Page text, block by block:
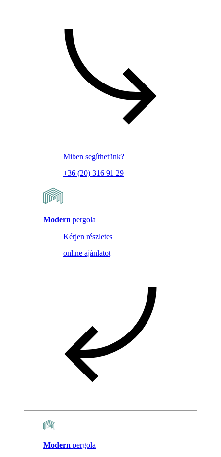
Miben segíthetünk?
+36 (20) 316 91 29
Modern pergola
Kérjen részletes
online ajánlatot
Modern pergola